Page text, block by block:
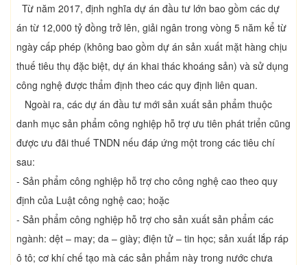
Từ năm 2017, định nghĩa dự án đầu tư lớn bao gồm các dự
án từ 12,000 tỷ đồng trở lên, giải ngân trong vòng 5 năm kể từ
ngày cấp phép (không bao gồm dự án sản xuất mặt hàng chịu
thuế tiêu thụ đặc biệt, dự án khai thác khoáng sản) và sử dụng
công nghệ được thẩm định theo các quy định liên quan.
Ngoài ra, các dự án đầu tư mới sản xuất sản phẩm thuộc
danh mục sản phẩm công nghiệp hỗ trợ ưu tiên phát triển cũng
được ưu đãi thuế TNDN nếu đáp ứng một trong các tiêu chí
sau:
- Sản phẩm công nghiệp hỗ trợ cho công nghệ cao theo quy
định của Luật công nghệ cao; hoặc
- Sản phẩm công nghiệp hỗ trợ cho sản xuất sản phẩm các
ngành: dệt – may; da – giày; điện tử – tin học; sản xuất lắp ráp
ô tô; cơ khí chế tạo mà các sản phẩm này trong nước chưa